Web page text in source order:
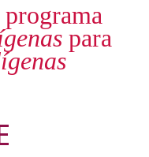
para